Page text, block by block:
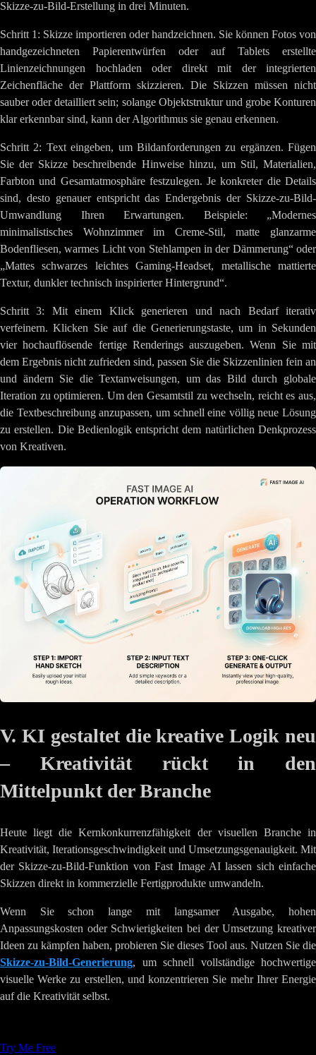
Skizze-zu-Bild-Erstellung in drei Minuten.
Schritt 1: Skizze importieren oder handzeichnen. Sie können Fotos von
handgezeichneten Papierentwürfen oder auf Tablets erstellte
Linienzeichnungen hochladen oder direkt mit der integrierten
Zeichenfläche der Plattform skizzieren. Die Skizzen müssen nicht
sauber oder detailliert sein; solange Objektstruktur und grobe Konturen
klar erkennbar sind, kann der Algorithmus sie genau erkennen.
Schritt 2: Text eingeben, um Bildanforderungen zu ergänzen. Fügen
Sie der Skizze beschreibende Hinweise hinzu, um Stil, Materialien,
Farbton und Gesamtatmosphäre festzulegen. Je konkreter die Details
sind, desto genauer entspricht das Endergebnis der Skizze-zu-Bild-
Umwandlung Ihren Erwartungen. Beispiele: „Modernes
minimalistisches Wohnzimmer im Creme-Stil, matte glanzarme
Bodenfliesen, warmes Licht von Stehlampen in der Dämmerung“ oder
„Mattes schwarzes leichtes Gaming-Headset, metallische mattierte
Textur, dunkler technisch inspirierter Hintergrund“.
Schritt 3: Mit einem Klick generieren und nach Bedarf iterativ
verfeinern. Klicken Sie auf die Generierungstaste, um in Sekunden
vier hochauflösende fertige Renderings auszugeben. Wenn Sie mit
dem Ergebnis nicht zufrieden sind, passen Sie die Skizzenlinien fein an
und ändern Sie die Textanweisungen, um das Bild durch globale
Iteration zu optimieren. Um den Gesamtstil zu wechseln, reicht es aus,
die Textbeschreibung anzupassen, um schnell eine völlig neue Lösung
zu erstellen. Die Bedienlogik entspricht dem natürlichen Denkprozess
von Kreativen.
V. KI gestaltet die kreative Logik neu
– Kreativität rückt in den
Mittelpunkt der Branche
Heute liegt die Kernkonkurrenzfähigkeit der visuellen Branche in
Kreativität, Iterationsgeschwindigkeit und Umsetzungsgenauigkeit. Mit
der Skizze-zu-Bild-Funktion von Fast Image AI lassen sich einfache
Skizzen direkt in kommerzielle Fertigprodukte umwandeln.
Wenn Sie schon lange mit langsamer Ausgabe, hohen
Anpassungskosten oder Schwierigkeiten bei der Umsetzung kreativer
Ideen zu kämpfen haben, probieren Sie dieses Tool aus. Nutzen Sie die
Skizze-zu-Bild-Generierung, um schnell vollständige hochwertige
visuelle Werke zu erstellen, und konzentrieren Sie mehr Ihrer Energie
auf die Kreativität selbst.
Try Me Free